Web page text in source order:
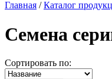
Главная /Каталог
Семена
Сортировать по: